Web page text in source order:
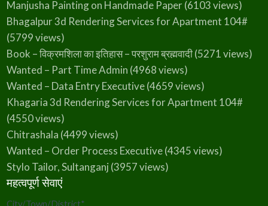
Manjusha Painting on Handmade Paper(6103 views)
Bhagalpur 3d Rendering Services for Apartment 104#
(5799 views)
Book – विक्रमशिला का इतिहास – परशुराम ब्रह्मवादी(5271 views)
Wanted – Part Time Admin (4968 views)
Wanted – Data Entry Executive(4659 views)
Khagaria 3d Rendering Services for Apartment 104#
(4550 views)
Chitrashala (4499 views)
Wanted – Order Process Executive(4345 views)
Stylo Tailor, Sultanganj (3957 views)
महत्वपूर्ण सेवाएं
City/Town/District*